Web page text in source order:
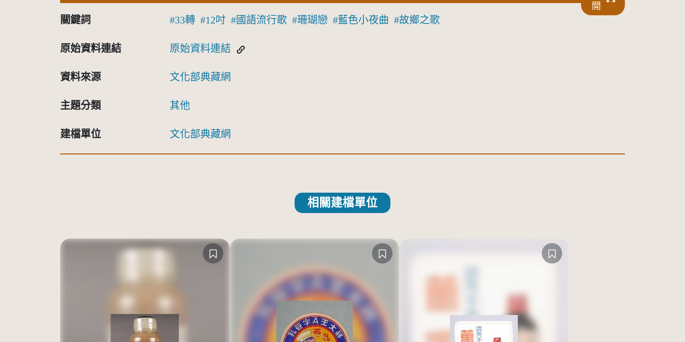
開
關鍵詞 33轉 12吋 國語流行歌 珊瑚戀 藍色小夜曲 故鄉之歌
原始資料連結 原始資料連結
資料來源 文化部典藏網
主題分類 其他
建檔單位 文化部典藏網
相關建檔單位